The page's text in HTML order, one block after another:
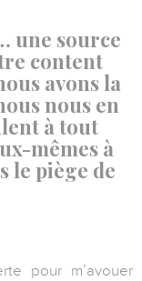
une source
content
avons la
nous en
à tout
mêmes à
le piège de
pour m’avouer